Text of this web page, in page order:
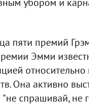
убором и
пяти премий
Эмми
относительно
Она активно
спрашивай, не